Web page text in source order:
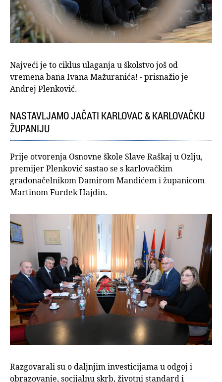
Najveći je to ciklus ulaganja u školstvo još od
vremena bana Ivana Mažuranića! - prisnažio je
Andrej Plenković.
NASTAVLJAMO JAČATI KARLOVAC & KARLOVAČKU
ŽUPANIJU
Prije otvorenja Osnovne škole Slave Raškaj u Ozlju,
premijer Plenković sastao se s karlovačkim
gradonačelnikom Damirom Mandićem i županicom
Martinom Furdek Hajdin.
Razgovarali su o daljnjim investicijama u odgoj i
obrazovanje, socijalnu skrb, životni standard i